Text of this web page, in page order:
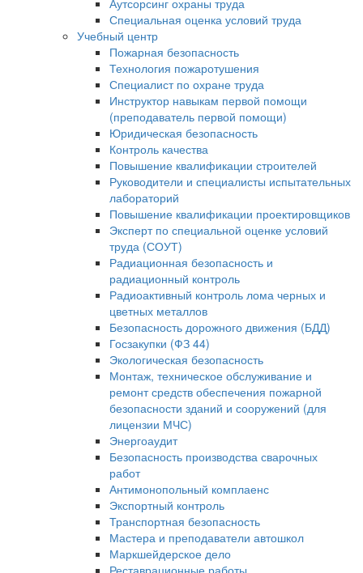
Специальная оценка условий труда
Учебный центр
Пожарная безопасность
Технология пожаротушения
Специалист по охране труда
Инструктор навыкам первой помощи
(преподаватель первой помощи)
Юридическая безопасность
Контроль качества
Повышение квалификации строителей
Руководители и специалисты испытательных
лабораторий
Повышение квалификации проектировщиков
Эксперт по специальной оценке условий
труда (СОУТ)
Радиационная безопасность и
радиационный контроль
Радиоактивный контроль лома черных и
цветных металлов
Безопасность дорожного движения (БДД)
Госзакупки (ФЗ 44)
Экологическая безопасность
Монтаж, техническое обслуживание и
ремонт средств обеспечения пожарной
безопасности зданий и сооружений (для
лицензии МЧС)
Энергоаудит
Безопасность производства сварочных
работ
Антимонопольный комплаенс
Экспортный контроль
Транспортная безопасность
Мастера и преподаватели автошкол
Маркшейдерское дело
Реставрационные работы